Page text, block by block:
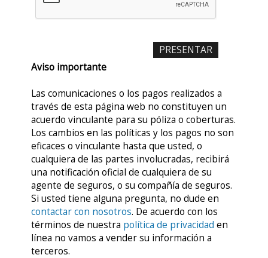
Aviso importante
Las comunicaciones o los pagos realizados a
través de esta página web no constituyen un
acuerdo vinculante para su póliza o coberturas.
Los cambios en las políticas y los pagos no son
eficaces o vinculante hasta que usted, o
cualquiera de las partes involucradas, recibirá
una notificación oficial de cualquiera de su
agente de seguros, o su compañía de seguros.
Si usted tiene alguna pregunta, no dude en
contactar con nosotros. De acuerdo con los
términos de nuestra política de privacidad en
línea no vamos a vender su información a
terceros.